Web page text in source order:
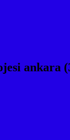
ankara